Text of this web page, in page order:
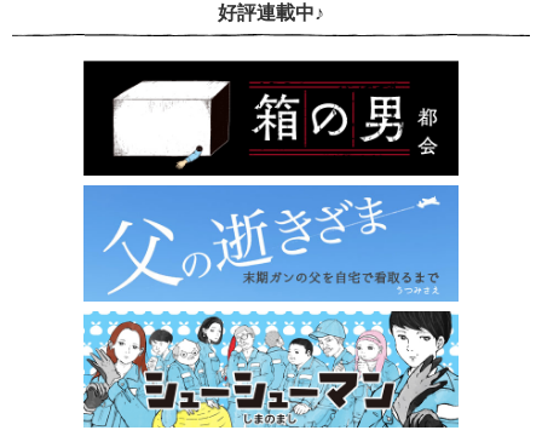
好評連載中♪